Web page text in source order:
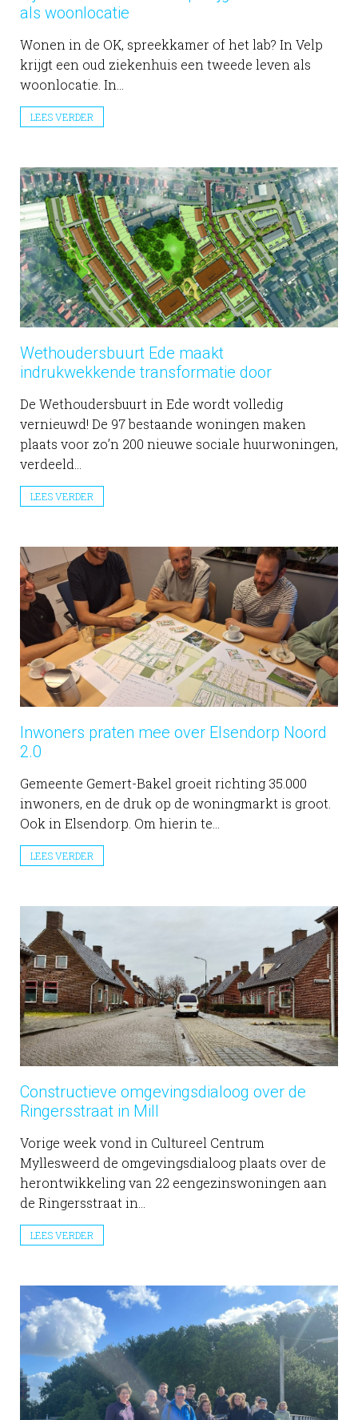
als woonlocatie
Wonen in de OK, spreekkamer of het lab? In Velp
krijgt een oud ziekenhuis een tweede leven als
woonlocatie. In...
LEES VERDER
Wethoudersbuurt Ede maakt
indrukwekkende transformatie door
De Wethoudersbuurt in Ede wordt volledig
vernieuwd! De 97 bestaande woningen maken
plaats voor zo’n 200 nieuwe sociale huurwoningen,
verdeeld...
LEES VERDER
Inwoners praten mee over Elsendorp Noord
2.0
Gemeente Gemert-Bakel groeit richting 35.000
inwoners, en de druk op de woningmarkt is groot.
Ook in Elsendorp. Om hierin te...
LEES VERDER
Constructieve omgevingsdialoog over de
Ringersstraat in Mill
Vorige week vond in Cultureel Centrum
Myllesweerd de omgevingsdialoog plaats over de
herontwikkeling van 22 eengezinswoningen aan
de Ringersstraat in...
LEES VERDER